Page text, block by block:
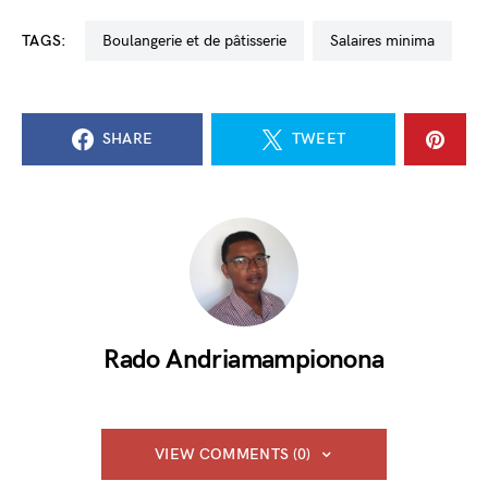
TAGS: boulangerie et de pâtisserie salaires minima
SHARE TWEET
Rado Andriamampionona
VIEW COMMENTS (0)